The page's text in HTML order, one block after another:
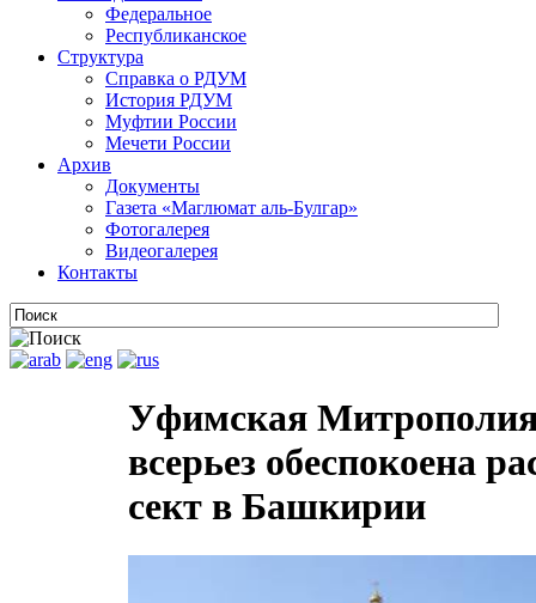
Федеральное
Республиканское
Структура
Справка о РДУМ
История РДУМ
Муфтии России
Мечети России
Архив
Документы
Газета «Маглюмат аль-Булгар»
Фотогалерея
Видеогалерея
Контакты
Уфимская Митрополия
всерьез обеспокоена
сект в Башкирии